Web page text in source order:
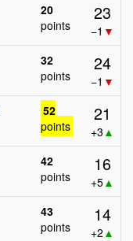
20
points
23
−1 ▼
32
points
24
−1 ▼
52
points
21
+3 ▲
42
points
16
+5▲
43
points
14
+2 ▲